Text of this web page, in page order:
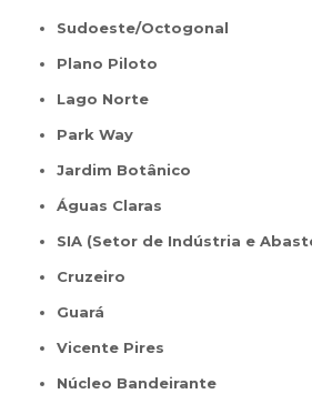
Sudoeste/Octogonal
Plano Piloto
Lago Norte
Park Way
Jardim Botânico
Águas Claras
SIA (Setor de Indústria e
Cruzeiro
Guará
Vicente Pires
Núcleo Bandeirante